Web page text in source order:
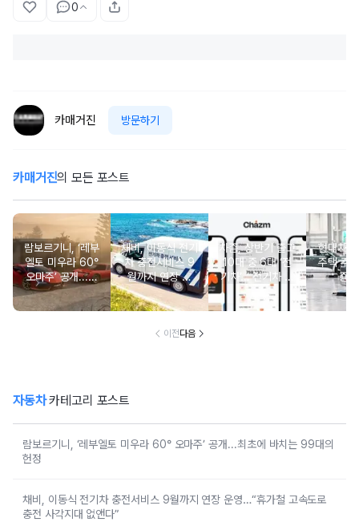
0
카매거진 방문하기
카매거진의 모든 포스트
람보르기니, ‘레부
엘토 미우라 60°
오마주’ 공개...최
초에 바치는 99대
의 헌정
채비, 이동식 전기
차 충전서비스 9
월까지 연장 운
영…“휴가철 고속
도로 충전 사각지
차즘, 상반기 출고
10대 중 6대 ‘전
기차’… 전기차 늘
자 리스·렌트도 주
목
현대차
주택 주
증
이전다음
자동차카테고리 포스트
람보르기니, ‘레부엘토 미우라 60° 오마주’ 공개...최초에 바치는 99대의
헌정
채비, 이동식 전기차 충전서비스 9월까지 연장 운영…“휴가철 고속도로
충전 사각지대 없앤다”